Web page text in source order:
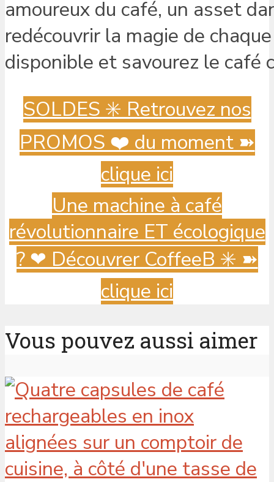
amoureux du café, un asset
redécouvrir la magie de
disponible et savourez le café
SOLDES ✳️ Retrouvez nos
PROMOS ❤️ du moment ➽
clique ici
Une machine à café
révolutionnaire ET écologique
? ️❤ Découvrer CoffeeB ✳️ ➽
clique ici
Vous pouvez aussi aimer